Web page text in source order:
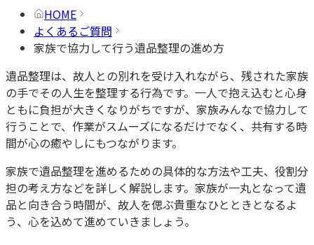
HOME
よくあるご質問
家族で協力して行う遺品整理の進め方
遺品整理は、故人との別れを受け入れながら、残された家族
の手でその人生を整理する行為です。一人で抱え込むと心身
ともに負担が大きくなりがちですが、家族みんなで協力して
行うことで、作業がスムーズになるだけでなく、共有する時
間が心の癒やしにもつながります。
家族で遺品整理を進めるための具体的な方法や工夫、役割分
担の考え方などを詳しく解説します。家族が一丸となって遺
品と向き合う時間が、故人を偲ぶ貴重なひとときとなるよ
う、心を込めて進めていきましょう。